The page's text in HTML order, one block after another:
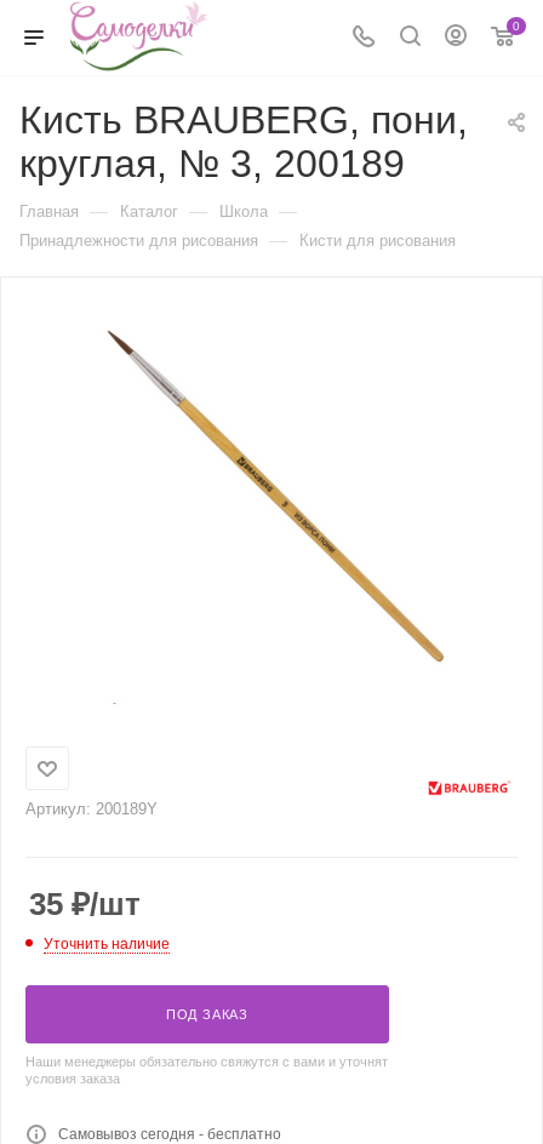
0
Кисть BRAUBERG, пони,
круглая, № 3, 200189
Главная — Каталог — Школа —
Принадлежности для рисования — Кисти для рисования
Артикул: 200189Y
35 ₽/шт
Уточнить наличие
ПОД ЗАКАЗ
Наши менеджеры обязательно свяжутся с вами и уточнят
условия заказа
Самовывоз сегодня - бесплатно